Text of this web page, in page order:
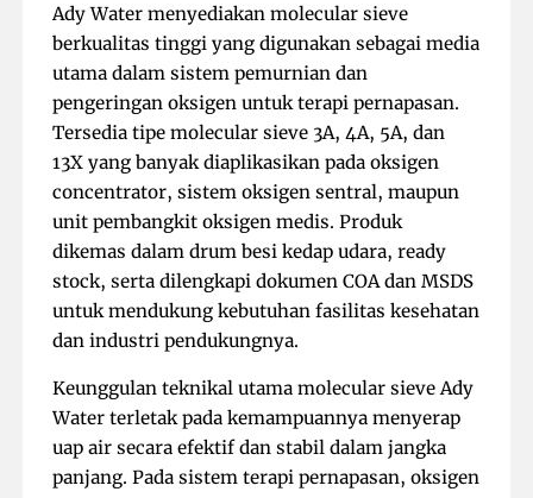
Ady Water menyediakan molecular sieve
berkualitas tinggi yang digunakan sebagai media
utama dalam sistem pemurnian dan
pengeringan oksigen untuk terapi pernapasan.
Tersedia tipe molecular sieve 3A, 4A, 5A, dan
13X yang banyak diaplikasikan pada oksigen
concentrator, sistem oksigen sentral, maupun
unit pembangkit oksigen medis. Produk
dikemas dalam drum besi kedap udara, ready
stock, serta dilengkapi dokumen COA dan MSDS
untuk mendukung kebutuhan fasilitas kesehatan
dan industri pendukungnya.
Keunggulan teknikal utama molecular sieve Ady
Water terletak pada kemampuannya menyerap
uap air secara efektif dan stabil dalam jangka
panjang. Pada sistem terapi pernapasan, oksigen